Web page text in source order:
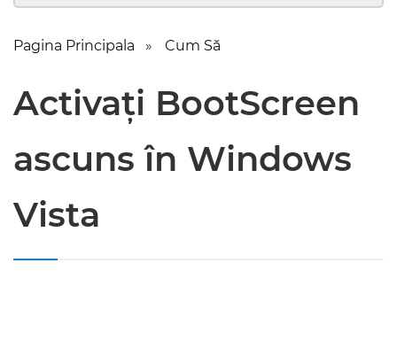
Pagina Principala Cum Să
Activați BootScreen
ascuns în Windows
Vista